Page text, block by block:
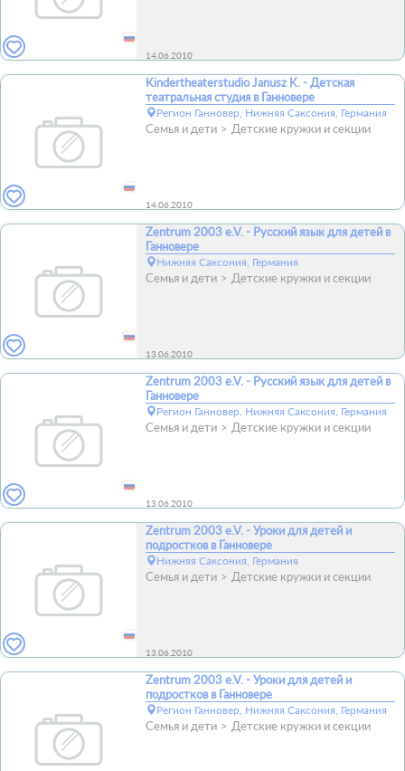
14.06.2010
Kindertheaterstudio Janusz K. - Детская
театральная студия в Ганновере
Регион Ганновер, Нижняя Саксония, Германия
Семья и дети Детские кружки и секции
14.06.2010
Zentrum 2003 e.V. - Русский язык для детей в
Ганновере
Нижняя Саксония, Германия
Семья и дети Детские кружки и секции
13.06.2010
Zentrum 2003 e.V. - Русский язык для детей в
Ганновере
Регион Ганновер, Нижняя Саксония, Германия
Семья и дети Детские кружки и секции
13.06.2010
Zentrum 2003 e.V. - Уроки для детей и
подростков в Ганновере
Нижняя Саксония, Германия
Семья и дети Детские кружки и секции
13.06.2010
Zentrum 2003 e.V. - Уроки для детей и
подростков в Ганновере
Регион Ганновер, Нижняя Саксония, Германия
Семья и дети Детские кружки и секции